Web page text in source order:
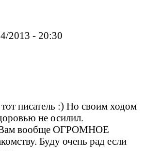
2013 - 20:30
писатель :) Но своим ходом
не осилил.
Вам вообще ОГРОМНОЕ
Буду очень рад если